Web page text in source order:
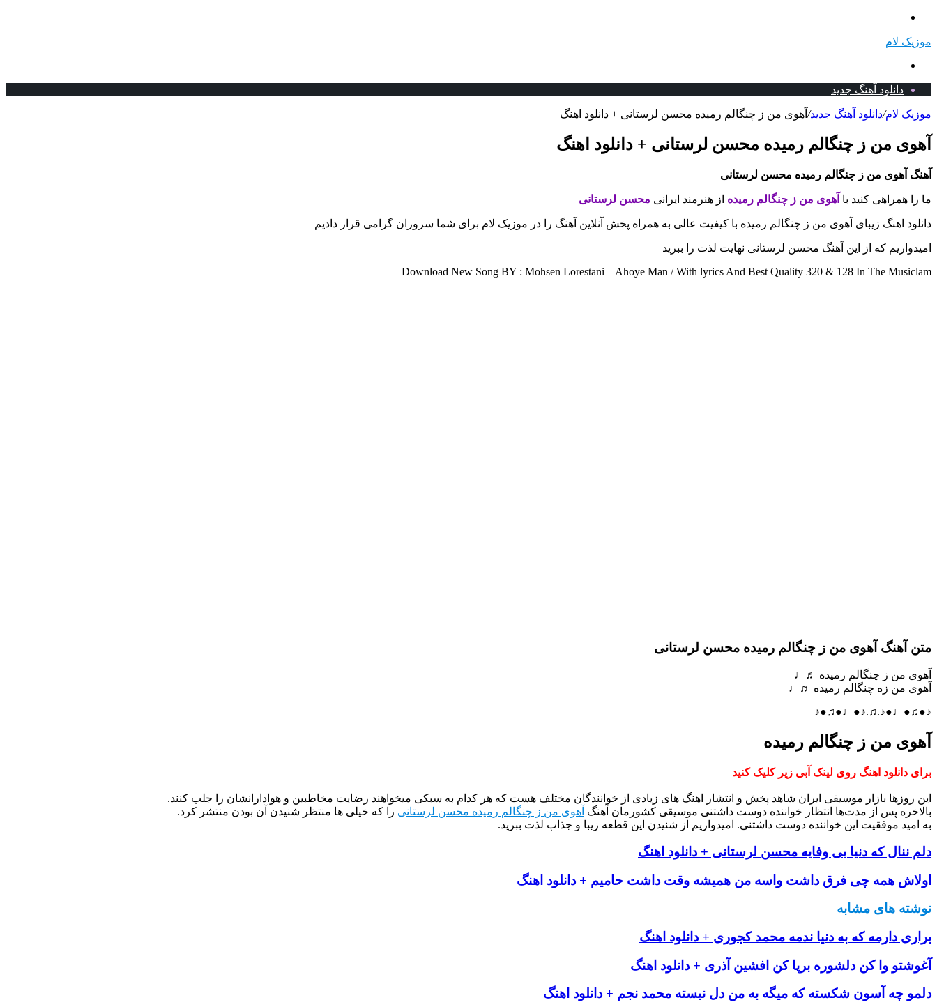
موزیک لام
دانلود آهنگ جدید
موزیک لام/دانلود آهنگ جدید/ آهوی من ز چنگالم رمیده محسن لرستانی + دانلود اهنگ
آهوی من ز چنگالم رمیده محسن لرستانی + دانلود اهنگ
آهنگ آهوی من ز چنگالم رمیده محسن لرستانی
ما را همراهی کنید با آهوی من ز چنگالم رمیده از هنرمند ایرانی محسن لرستانی
دانلود اهنگ زیبای آهوی من ز چنگالم رمیده با کیفیت عالی به همراه پخش آنلاین آهنگ را در موزیک لام برای شما سروران گرامی قرار دادیم
امیدواریم که از این آهنگ محسن لرستانی نهایت لذت را ببرید
Download New Song BY : Mohsen Lorestani – Ahoye Man / With lyrics And Best Quality 320 & 128 In The Musiclam
متن آهنگ آهوی من ز چنگالم رمیده محسن لرستانی
آهوی من ز چنگالم رمیده ♬♩
آهوی من زه چنگالم رمیده ♬♩
♪●♫●♩●♪.♫.♪●♩●♫●♪
آهوی من ز چنگالم رمیده
برای دانلود اهنگ روی لینک آبی زیر کلیک کنید
این روزها بازار موسیقی ایران شاهد پخش و انتشار اهنگ های زیادی از خوانندگان مختلف هست که هر کدام به سبکی میخواهند رضایت مخاطبین و هوادارانشان را جلب کنند.
بالاخره پس از مدت‌ها انتظار خواننده دوست داشتنی موسیقی کشورمان آهنگ آهوی من ز چنگالم رمیده محسن لرستانی را که خیلی ها منتظر شنیدن آن بودن منتشر کرد.
به امید موفقیت این خواننده دوست داشتنی. امیدواریم از شنیدن این قطعه زیبا و جذاب لذت ببرید.
دلم ننال که دنیا بی وفایه محسن لرستانی + دانلود اهنگ
اولاش همه چی فرق داشت واسه من همیشه وقت داشت حامیم + دانلود اهنگ
نوشته های مشابه
براری دارمه که به دنیا ندمه محمد کجوری + دانلود اهنگ
آغوشتو وا کن دلشوره برپا کن افشین آذری + دانلود اهنگ
دلمو چه آسون شكسته که میگه به من دل نبسته محمد نجم + دانلود اهنگ